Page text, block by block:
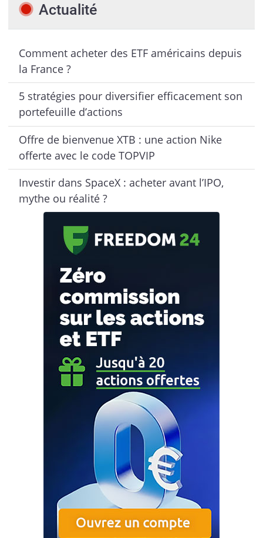
Actualité
Comment acheter des ETF américains depuis
la France ?
5 stratégies pour diversifier efficacement son
portefeuille d’actions
Offre de bienvenue XTB : une action Nike
offerte avec le code TOPVIP
Investir dans SpaceX : acheter avant l’IPO,
mythe ou réalité ?